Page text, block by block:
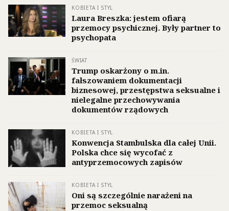
KOBIETA I STYL
Laura Breszka: jestem ofiarą
przemocy psychicznej. Były partner to
psychopata
ŚWIAT
Trump oskarżony o m.in.
fałszowaniem dokumentacji
biznesowej, przestępstwa seksualne i
nielegalne przechowywania
dokumentów rządowych
KOBIETA I STYL
Konwencja Stambulska dla całej Unii.
Polska chce się wycofać z
antyprzemocowych zapisów
KOBIETA I STYL
Oni są szczególnie narażeni na
przemoc seksualną